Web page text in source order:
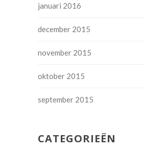
januari 2016
december 2015
november 2015
oktober 2015
september 2015
CATEGORIEËN